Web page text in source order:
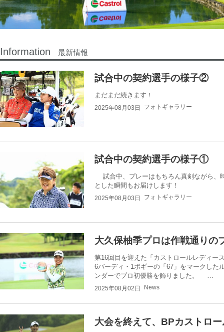
Information 最新情報
試合中の契約選手の様子②
まだまだ続きます！
2025年08月03日 フォトギャラリー
試合中の契約選手の様子①
試合中、プレーはもちろん真剣ながら、
とした瞬間もお届けします！
2025年08月03日 フォトギャラリー
大久保柚季プロは作戦通りの
第16回目を迎えた「カストロールレディー
6バーディ・1ボギーの「67」をマークした
ンダーでプロ初優勝を飾りました。 …
2025年08月02日 News
大会を終えて、BPカストロ